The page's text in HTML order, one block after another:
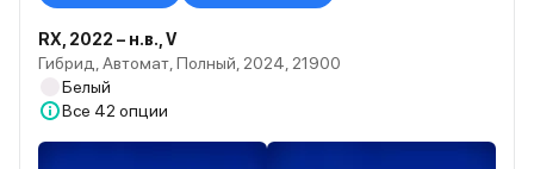
RX, 2022 – н.в., V
Гибрид, Автомат, Полный, 2024, 21900
Белый
Все 42 опции